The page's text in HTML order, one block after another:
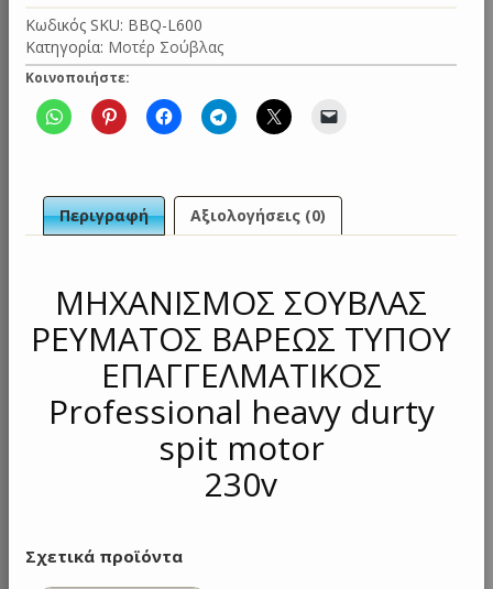
Κωδικός SKU: BBQ-L600
Κατηγορία: Μοτέρ Σούβλας
Κοινοποιήστε:
Περιγραφή Αξιολογήσεις (0)
ΜHΧΑΝΙΣΜΟΣ ΣΟΥΒΛΑΣ
ΡΕΥΜΑΤΟΣ ΒΑΡΕΩΣ ΤΥΠΟΥ
ΕΠΑΓΓΕΛΜΑΤΙΚΟΣ
Professional heavy durty
spit motor
230v
Σχετικά προϊόντα